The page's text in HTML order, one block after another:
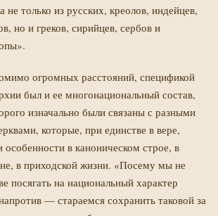
не только из русских, креолов, индейцев,
но и греков, сирийцев, сербов и
огромных расстояний, спецификой
был и ее многонациональный состав,
изначально были связаны с разными
которые, при единстве в вере,
в каноническом строе, в
в приходской жизни. «Посему мы не
посягать на национальный характер
— стараемся сохранить таковой за